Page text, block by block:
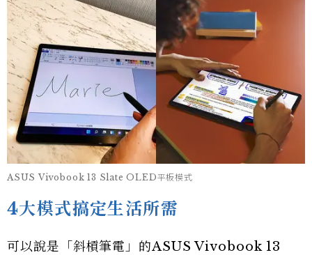
ASUS Vivobook 13 Slate OLED平板模式
4大模式搞定生活所需
可以說是「斜槓筆電」的ASUS Vivobook 13